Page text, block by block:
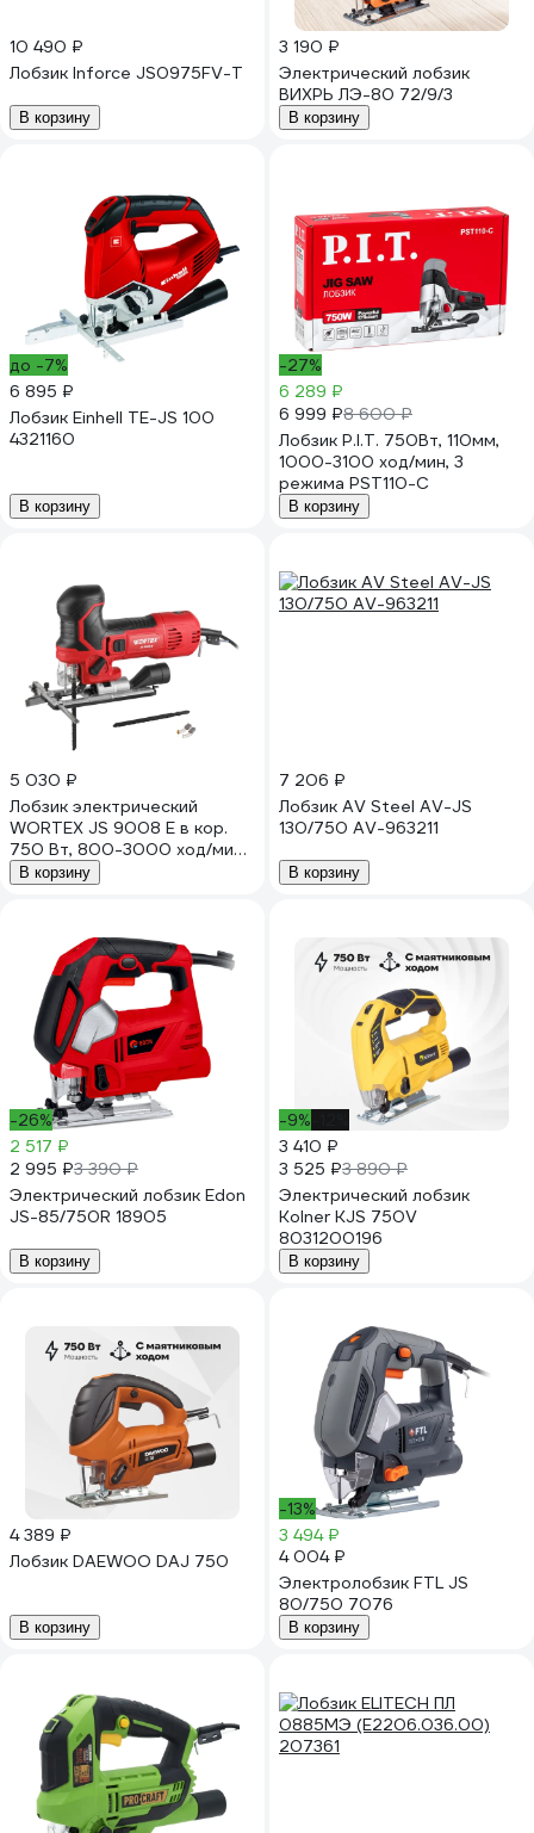
10 490 ₽
Лобзик Inforce JS0975FV-T
В корзину
3 190 ₽
Электрический лобзик
ВИХРЬ ЛЭ-80 72/9/3
В корзину
до -7%
6 895 ₽
Лобзик Einhell TE-JS 100
4321160
В корзину
-27%
6 289 ₽
6 999 ₽8 600 ₽
Лобзик P.I.T. 750Вт, 110мм,
1000-3100 ход/мин, 3
режима PST110-C
В корзину
5 030 ₽
Лобзик электрический
WORTEX JS 9008 E в кор.
750 Вт, 800-3000 ход/мин,
пропил до 90 мм, грибов.
рук. ЦЗ-0136235620
В корзину
7 206 ₽
Лобзик AV Steel AV-JS
130/750 AV-963211
В корзину
-26%
2 517 ₽
2 995 ₽3 390 ₽
Электрический лобзик Edon
JS-85/750R 18905
В корзину
-9%
3 410 ₽
3 525 ₽3 890 ₽
Электрический лобзик
Kolner KJS 750V
8031200196
В корзину
4 389 ₽
Лобзик DAEWOO DAJ 750
В корзину
-13%
3 494 ₽
4 004 ₽
Электролобзик FTL JS
80/750 7076
В корзину